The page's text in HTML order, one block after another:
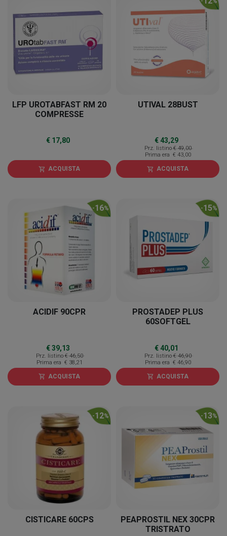
LFP UROTABFAST RM 20
COMPRESSE
€ 17,80
shopping_cart ACQUISTA
UTIVAL 28BUST
€ 43,29
Prz. listino € 49,00
Prima era € 43,00
shopping_cart ACQUISTA
-16%
ACIDIF 90CPR
€ 39,13
Prz. listino € 46,50
Prima era € 38,21
shopping_cart ACQUISTA
-15%
PROSTADEP PLUS
60SOFTGEL
€ 40,01
Prz. listino € 46,90
Prima era € 46,90
shopping_cart ACQUISTA
-12%
CISTICARE 60CPS
-13%
PEAPROSTIL NEX 30CPR
TRISTRATO